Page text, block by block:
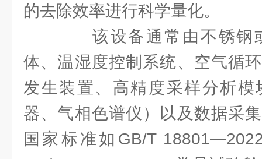
的去除效率进行科学量化。
该设备通常由不锈钢
体、温湿度控制系统、空气循
发生装置、高精度采样分析
器、气相色谱仪）以及数据采
国家标准如GB/T